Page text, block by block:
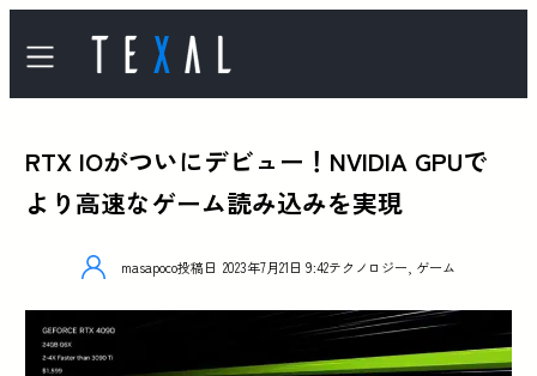
RTX IOがついにデビュー！NVIDIA GPUで
より高速なゲーム読み込みを実現
masapoco投稿日 2023年7月21日 9:42テクノロジー ゲーム